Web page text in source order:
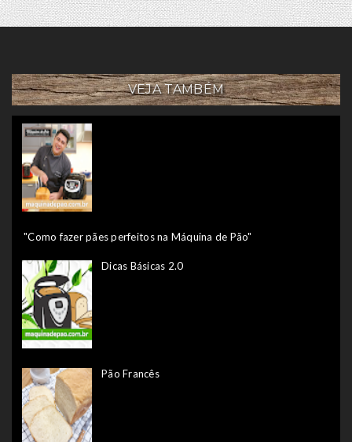
VEJA TAMBÉM
"Como fazer pães perfeitos na Máquina de Pão"
Dicas Básicas 2.0
Pão Francês